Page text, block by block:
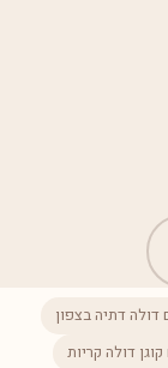
דולה דתיה בצפון
דולה קריות